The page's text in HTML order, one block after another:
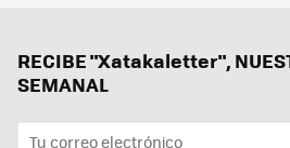
RECIBE "Xatakaletter",
SEMANAL